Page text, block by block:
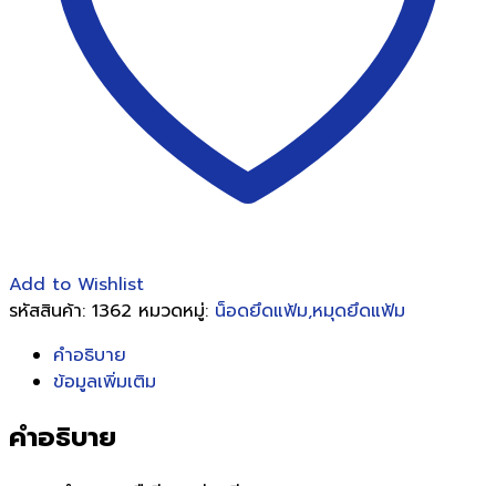
Add to Wishlist
รหัสสินค้า: 1362 หมวดหมู่: น็อดยึดแฟ้ม,หมุดยึดแฟ้ม
คำอธิบาย
ข้อมูลเพิ่มเติม
คำอธิบาย